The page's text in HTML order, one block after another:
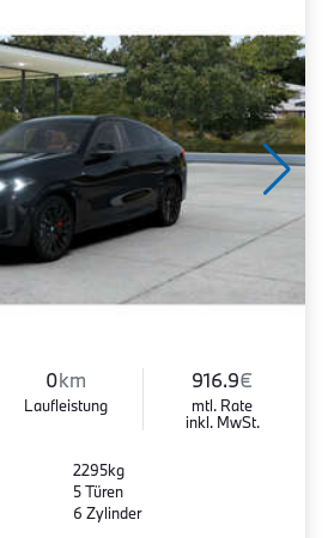
0km
Laufleistung
916.9€
mtl. Rate
inkl. MwSt.
2295kg
5 Türen
6 Zylinder